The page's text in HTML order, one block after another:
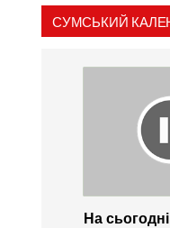
СУМСЬКИЙ
На